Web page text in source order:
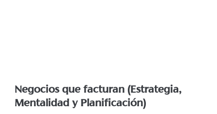
Negocios que facturan (Estrategia,
Mentalidad y Planificación)